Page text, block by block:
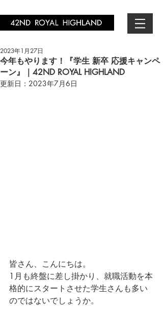
今年もやります！『学生 新卒 応援キャンペ
ーン』｜42ND ROYAL HIGHLAND
2023年1月27日
更新日： 2023年7月6日
皆さん、こんにちは。
1月も終盤に差し掛かり、就職活動を本
格的にスタートさせた学生さんも多い
のではないでしょうか。